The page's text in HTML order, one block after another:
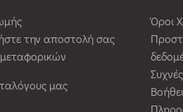
την αποστολή σας
μας
Όροι